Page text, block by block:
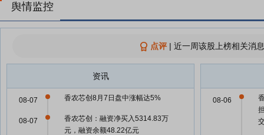
舆情监控
点评| 近一周该股上榜相关消
资讯
香农芯创8月7日盘中涨幅达5%
08-07
香农芯创：融资净买入5314.83万
元，融资余额48.22亿元
08-07
08-06